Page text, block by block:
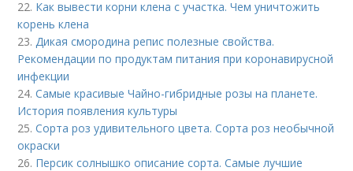
22. Как вывести корни клена с участка. Чем уничтожить
корень клена
23. Дикая смородина репис полезные свойства.
Рекомендации по продуктам питания при коронавирусной
инфекции
24.Самые красивые Чайно-гибридные розы на планете.
История появления культуры
25.Сорта роз удивительного цвета. Сорта роз необычной
окраски
26. Персик солнышко описание сорта. Самые лучшие